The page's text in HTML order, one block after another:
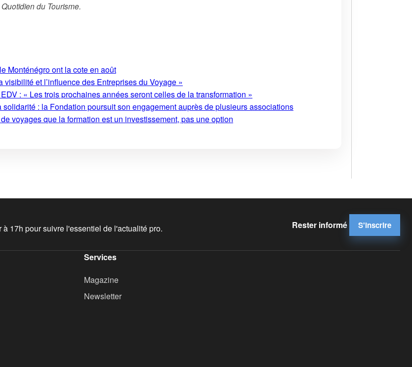
du Tourisme.
Monténégro ont la cote en août
et l’influence des Entreprises du Voyage »
: « Les trois prochaines années seront celles de la transformation »
: la Fondation poursuit son engagement auprès de plusieurs associations
voyages que la formation est un investissement, pas une option
17h pour suivre l'essentiel de l'actualité pro. Rester informé S'inscrire
Services
Magazine
Newsletter